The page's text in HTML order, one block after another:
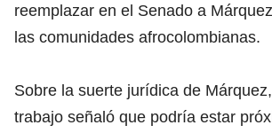
reemplazar en el Senado a
las comunidades afrocolombianas.
Sobre la suerte jurídica de
trabajo señaló que podría estar